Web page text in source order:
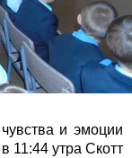
и эмоции
11:44 утра Скотт